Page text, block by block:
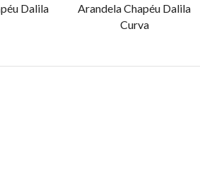
Dalila
Arandela Chapéu Dalila
Curva